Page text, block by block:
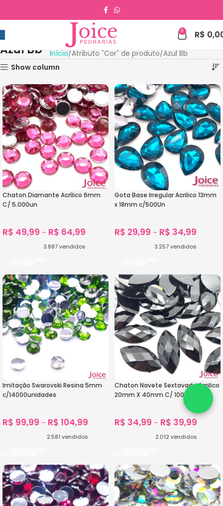
0 R$
Azul Bb Início Atributo "Cor" de produto Azul Bb
Show column
Chaton Diamante Acrílico 6mm
C/ 5.000un
R$ 49,99 – R$ 64,99
3.887vendidos
Gota Base Irregular Acrilico 13mm
x 18mm c/500Un
R$ 29,99 – R$ 34,99
3.257vendidos
Imitação Swarovski Resina 5mm
c/14000unidades
R$ 99,99 – R$ 104,99
2.581 vendidos
Chaton Navete Sextavado Acrilico
20mm X 40mm C/ 100unidades
R$ 34,99 – R$ 39,99
2.012 vendidos